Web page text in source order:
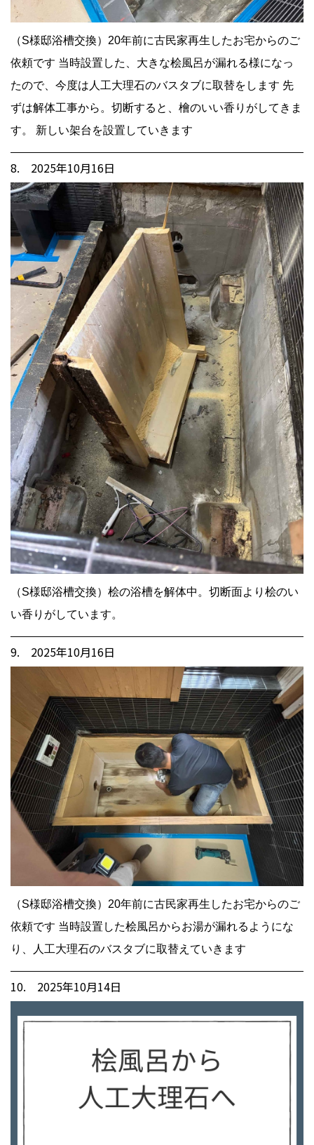
（S様邸浴槽交換）20年前に古民家再生したお宅からのご
依頼です 当時設置した、大きな桧風呂が漏れる様になっ
たので、今度は人工大理石のバスタブに取替をします 先
ずは解体工事から。切断すると、檜のいい香りがしてきま
す。 新しい架台を設置していきます
8. 2025年10月16日
（S様邸浴槽交換）桧の浴槽を解体中。切断面より桧のい
い香りがしています。
9. 2025年10月16日
（S様邸浴槽交換）20年前に古民家再生したお宅からのご
依頼です 当時設置した桧風呂からお湯が漏れるようにな
り、人工大理石のバスタブに取替えていきます
10. 2025年10月14日